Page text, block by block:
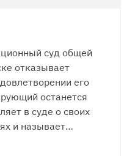
суд общей
отказывает
его
останется
в суде о своих
и называет